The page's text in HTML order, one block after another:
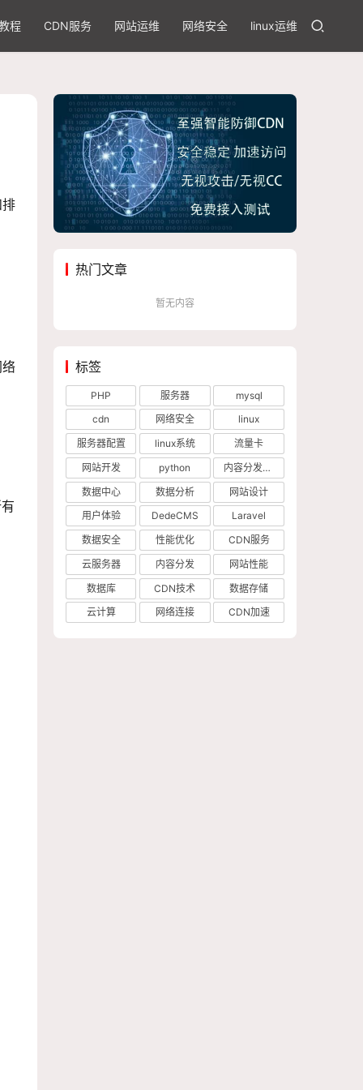
程 CDN服务 网站运维 网络安全 linux运维
热门文章
暂无内容
标签
PHP 服务器
mysql
cdn
网络安全
linux
服务器配置
linux系统
流量卡
网站开发
python
内容分发网络
数据中心
数据分析
网站设计
用户体验
DedeCMS
Laravel
数据安全
性能优化
CDN服务
云服务器
内容分发
网站性能
数据库
CDN技术
数据存储
云计算
网络连接 CDN加速